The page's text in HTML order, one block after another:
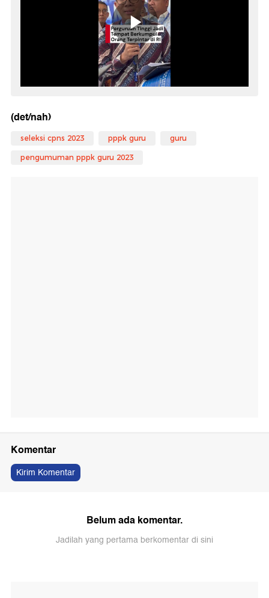
(det/nah)
seleksi cpns 2023 pppk guru guru
pengumuman pppk guru 2023
Komentar
Kirim Komentar
Belum ada komentar.
Jadilah yang pertama berkomentar di sini